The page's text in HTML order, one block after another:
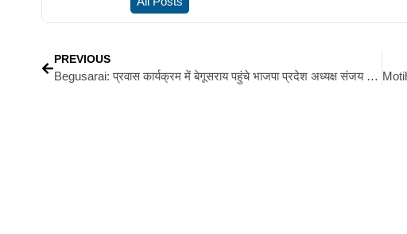
PREVIOUS
Begusarai: प्रवास कार्यक्रम में बेगूसराय पहुंचे भाजपा प्रदेश अध्यक्ष संजय सरावगी, पुरातन कार्यकर्ता समागम में हुए शामिल